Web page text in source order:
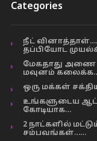
Categories
நீட் வினாத்தாள்….
தப்பியோட
மேகதாது அணை
மவுனம்
ஒரு மக்கள்
உங்களுடைய
கோடியாக…
2 நாட்களில்
சம்பவங்கள்……